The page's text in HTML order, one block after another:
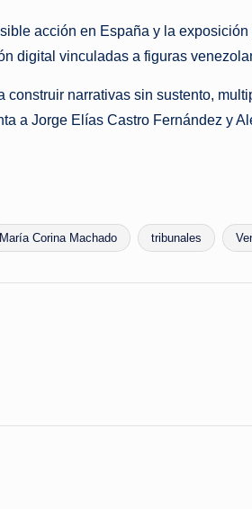
acción en España y la
digital vinculadas a figuras
narrativas sin sustento,
a Jorge Elías Castro Fernández y
María Corina Machado tribunales